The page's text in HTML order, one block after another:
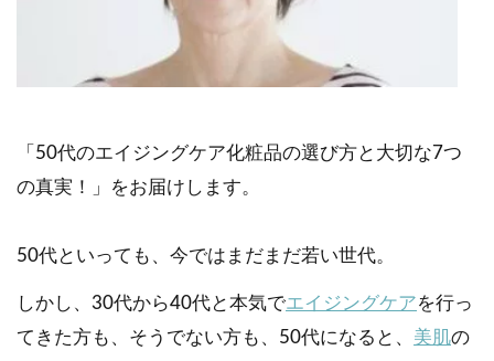
「50代のエイジングケア化粧品の選び方と大切な7つ
の真実！」をお届けします。
50代といっても、今ではまだまだ若い世代。
しかし、30代から40代と本気でエイジングケアを行っ
てきた方も、そうでない方も、50代になると、 美肌の